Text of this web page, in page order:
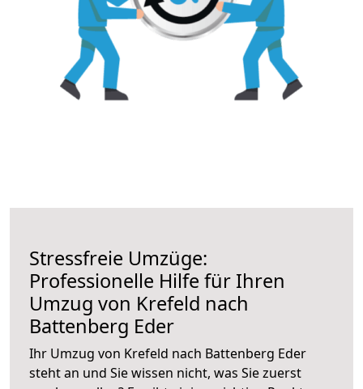
Stressfreie Umzüge:
Professionelle Hilfe für Ihren
Umzug von Krefeld nach
Battenberg Eder
Ihr Umzug von Krefeld nach Battenberg Eder
steht an und Sie wissen nicht, was Sie zuerst